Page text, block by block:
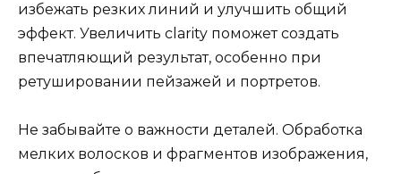
избежать резких линий и улучшить общий
эффект. Увеличить clarity поможет создать
впечатляющий результат, особенно при
ретушировании пейзажей и портретов.
Не забывайте о важности деталей. Обработка
мелких волосков и фрагментов изображения,